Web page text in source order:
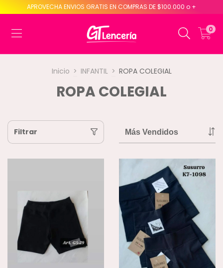
APROVECHA ENVIOS GRATIS EN COMPRAS DE $100.000 o +
0
Inicio > INFANTIL > ROPA COLEGIAL
ROPA COLEGIAL
Filtrar